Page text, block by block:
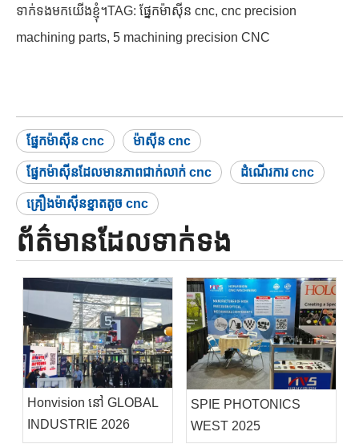
ទាក់ទងមកយើងខ្ញុំ។TAG: ផ្នែកម៉ាស៊ីន cnc, cnc precision
machining parts, 5 machining precision CNC
ផ្នែកម៉ាស៊ីន cnc ម៉ាស៊ីន cnc
ផ្នែកម៉ាស៊ីនដែលមានភាពជាក់លាក់ cnc ដំណើរការ cnc
គ្រឿងម៉ាស៊ីនខ្នាតតូច cnc
ព័ត៌មានដែលទាក់ទង
Honvision នៅ GLOBAL
INDUSTRIE 2026
SPIE PHOTONICS
WEST 2025